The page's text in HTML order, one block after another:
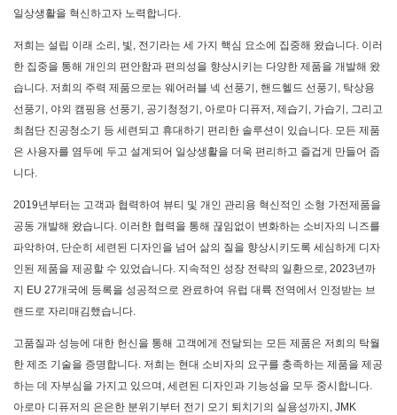
일상생활을 혁신하고자 노력합니다.
저희는 설립 이래 소리, 빛, 전기라는 세 가지 핵심 요소에 집중해 왔습니다. 이러
한 집중을 통해 개인의 편안함과 편의성을 향상시키는 다양한 제품을 개발해 왔
습니다. 저희의 주력 제품으로는 웨어러블 넥 선풍기, 핸드헬드 선풍기, 탁상용
선풍기, 야외 캠핑용 선풍기, 공기청정기, 아로마 디퓨저, 제습기, 가습기, 그리고
최첨단 진공청소기 등 세련되고 휴대하기 편리한 솔루션이 있습니다. 모든 제품
은 사용자를 염두에 두고 설계되어 일상생활을 더욱 편리하고 즐겁게 만들어 줍
니다.
2019년부터는 고객과 협력하여 뷰티 및 개인 관리용 혁신적인 소형 가전제품을
공동 개발해 왔습니다. 이러한 협력을 통해 끊임없이 변화하는 소비자의 니즈를
파악하여, 단순히 세련된 디자인을 넘어 삶의 질을 향상시키도록 세심하게 디자
인된 제품을 제공할 수 있었습니다. 지속적인 성장 전략의 일환으로, 2023년까
지 EU 27개국에 등록을 성공적으로 완료하여 유럽 대륙 전역에서 인정받는 브
랜드로 자리매김했습니다.
고품질과 성능에 대한 헌신을 통해 고객에게 전달되는 모든 제품은 저희의 탁월
한 제조 기술을 증명합니다. 저희는 현대 소비자의 요구를 충족하는 제품을 제공
하는 데 자부심을 가지고 있으며, 세련된 디자인과 기능성을 모두 중시합니다.
아로마 디퓨저의 은은한 분위기부터 전기 모기 퇴치기의 실용성까지, JMK